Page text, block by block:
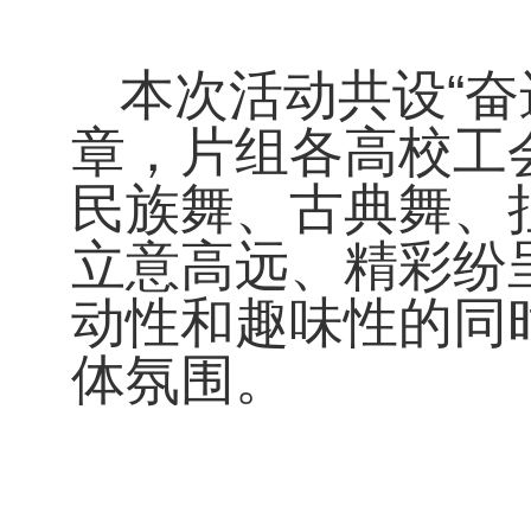
本次活动共设“
章，片组各高校工
民族舞、古典舞
立意高远、精彩
动性和趣味性的同
体氛围。